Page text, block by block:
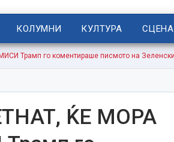
КОЛУМНИ КУЛТУРА СЦЕНА
Трамп го коментираше писмото на
ЌЕ МОРА